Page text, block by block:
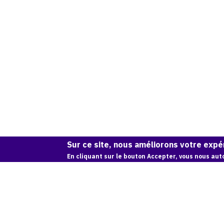
Sur ce site, nous améliorons votre
En cliquant sur le bouton Accepter, vous nous